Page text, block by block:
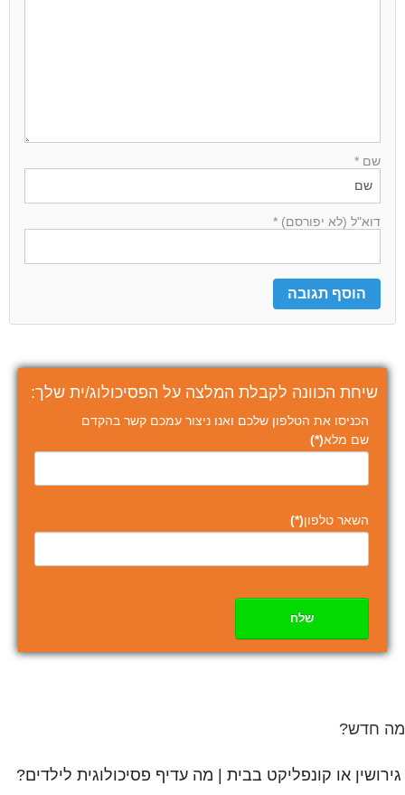
שם *
דוא"ל (לא יפורסם) *
שיחת הכוונה לקבלת המלצה על הפסיכולוג/ית שלך:
הכניסו את הטלפון שלכם ואנו ניצור עמכם קשר בהקדם
שם מלא(*)
השאר טלפון(*)
שלח
מה חדש?
גירושין או קונפליקט בבית | מה עדיף פסיכולוגית לילדים?